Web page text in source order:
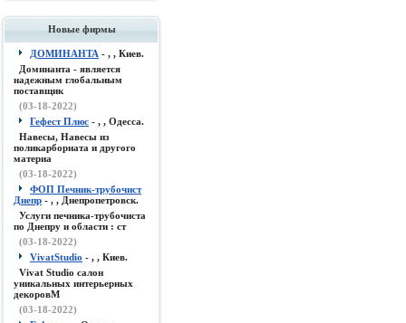
Новые фирмы
ДОМИНАНТА - , , Киев.
Доминанта - является
надежным глобальным
поставщик
(03-18-2022)
Гефест Плюс - , , Одесса.
Навесы, Навесы из
поликарборната и другого
материа
(03-18-2022)
ФОП Печник-трубочист
Днепр - , , Днепропетровск.
Услуги печника-трубочиста
по Днепру и области : ст
(03-18-2022)
VivatStudio - , , Киев.
Vivat Studio салон
уникальных интерьерных
декоровМ
(03-18-2022)